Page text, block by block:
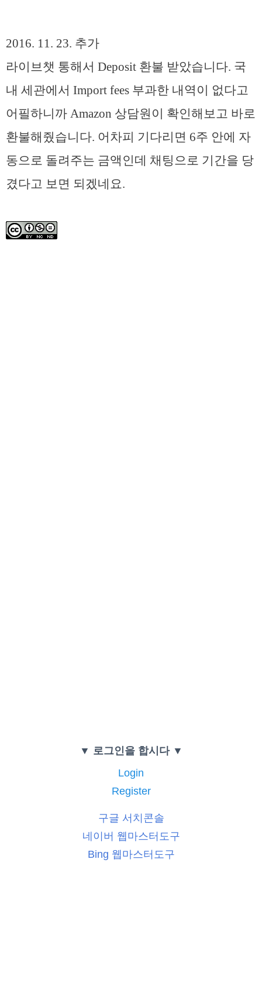
2016. 11. 23. 추가
라이브챗 통해서 Deposit 환불 받았습니다. 국
내 세관에서 Import fees 부과한 내역이 없다고
어필하니까 Amazon 상담원이 확인해보고 바로
환불해줬습니다. 어차피 기다리면 6주 안에 자
동으로 돌려주는 금액인데 채팅으로 기간을 당
겼다고 보면 되겠네요.
▼ 로그인을 합시다 ▼
Login
Register
구글 서치콘솔
네이버 웹마스터도구
Bing 웹마스터도구